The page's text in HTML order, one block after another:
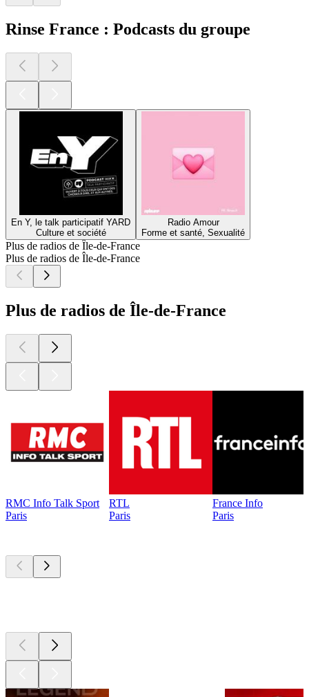
Rinse France : Podcasts du groupe
En Y, le talk participatif YARD
Culture et société
Radio Amour
Forme et santé, Sexualité
Plus de radios de Île-de-France
Plus de radios de Île-de-France
Plus de radios de Île-de-France
RMC Info Talk Sport
Paris
RTL
Paris
France Info
Paris